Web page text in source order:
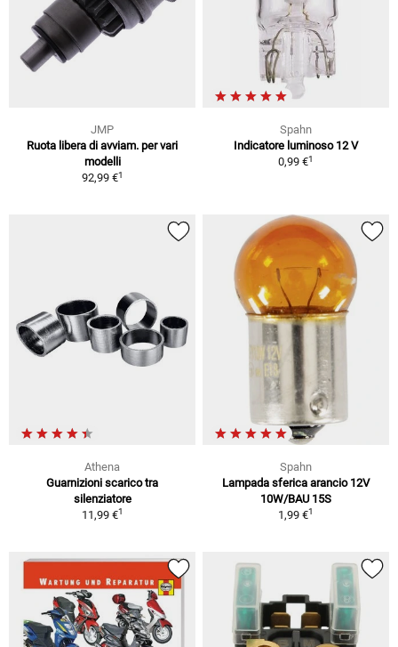
JMP
Ruota libera di avviam. per vari
modelli
92,99 €1
Spahn
Indicatore luminoso 12 V
0,99 €1
Athena
Guarnizioni scarico tra
silenziatore
11,99 €1
Spahn
Lampada sferica arancio 12V
10W/BAU 15S
1,99 €1